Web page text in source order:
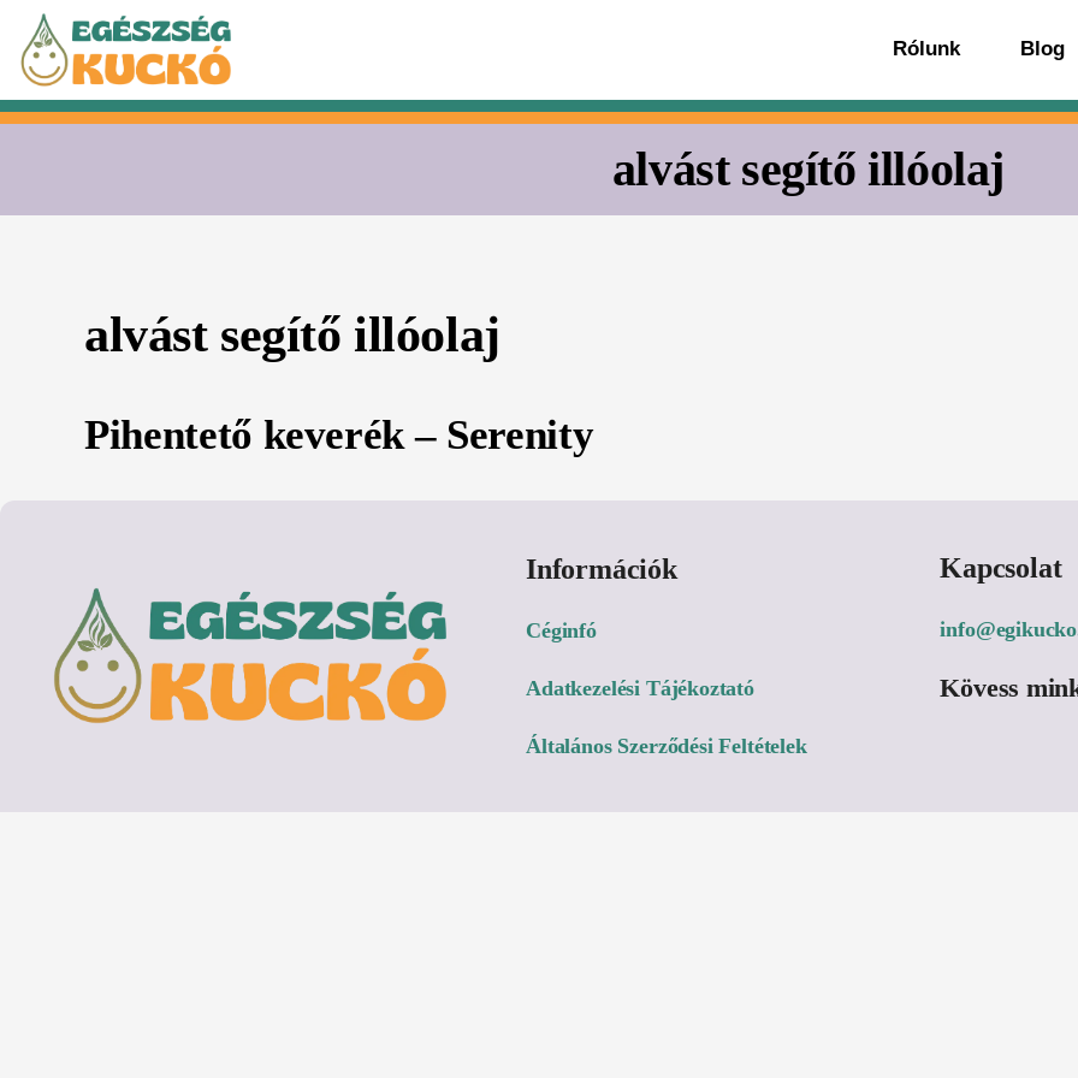
Kilépés
tartalomba
Rólunk Blog
alvást segítő illóolaj
alvást segítő illóolaj
Pihentető keverék – Serenity
Információk
Céginfó
Adatkezelési Tájékoztató
Általános Szerződési Feltételek
Kapcsolat
Kövess